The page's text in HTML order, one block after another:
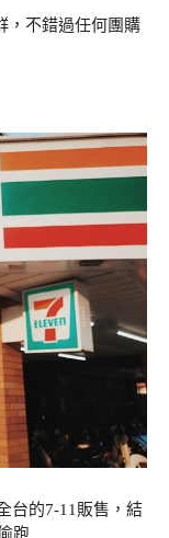
，不錯過任何團購
台的7-11販售，結
跑